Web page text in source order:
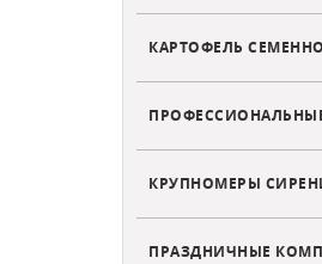
КАРТОФЕЛЬ
КРУПНОМЕРЫ
ПРАЗДНИЧНЫЕ